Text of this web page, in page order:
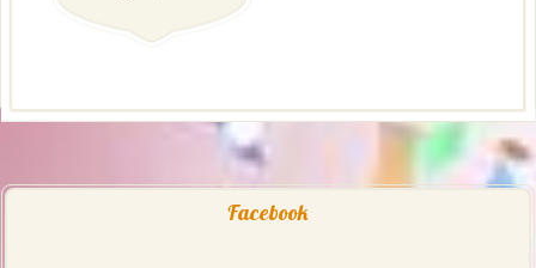
Facebook